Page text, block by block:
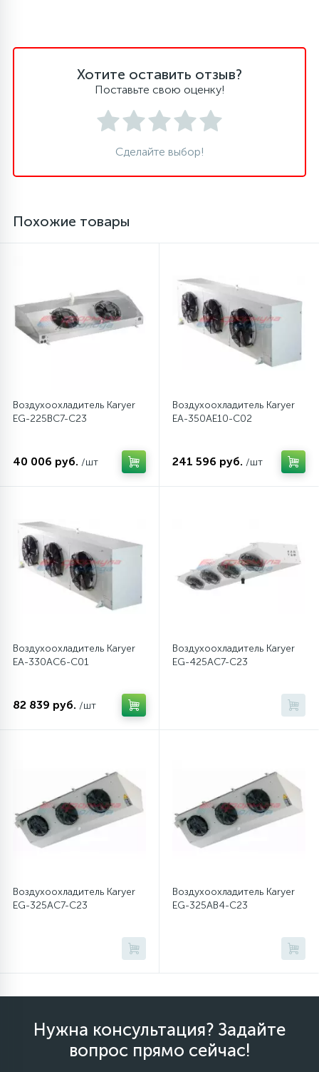
Стекла люка
Суппорты (ступицы)
Таходатчики
Улитки помп
12
12
Шланги залива
Шланги слива
27
Электронные модули
Хотите оставить отзыв?
Поставьте свою оценку!
Сделайте выбор!
Похожие товары
Воздухоохладитель Karyer
EG-225BC7-C23
40 006 руб. /шт
Воздухоохладитель Karyer
EA-350AE10-C02
241 596 руб. /шт
Воздухоохладитель Karyer
EA-330AC6-C01
82 839 руб. /шт
Воздухоохладитель Karyer
EG-425AC7-C23
Воздухоохладитель Karyer
EG-325AC7-C23
Воздухоохладитель Karyer
EG-325AB4-C23
Нужна консультация? Задайте
вопрос прямо сейчас!